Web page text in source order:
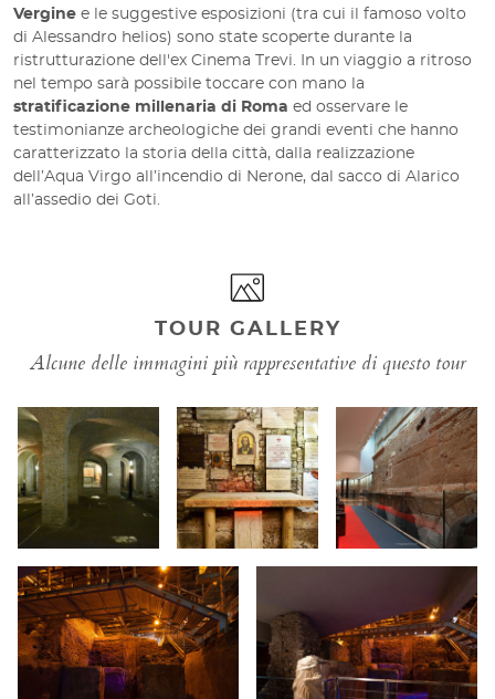
Vergine e le suggestive esposizioni (tra cui il famoso volto
di Alessandro helios) sono state scoperte durante la
ristrutturazione dell'ex Cinema Trevi. In un viaggio a ritroso
nel tempo sarà possibile toccare con mano la
stratificazione millenaria di Roma ed osservare le
testimonianze archeologiche dei grandi eventi che hanno
caratterizzato la storia della città, dalla realizzazione
dell’Aqua Virgo all’incendio di Nerone, dal sacco di Alarico
all’assedio dei Goti.
TOUR GALLERY
Alcune delle immagini più rappresentative di questo tour